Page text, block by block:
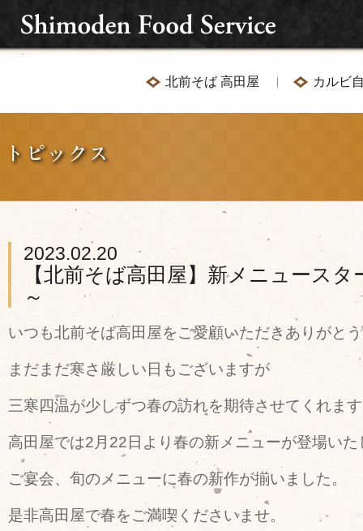
北前そば 高田屋 カルビ
2023.02.20
【北前そば高田屋】新メニュースタ
～
いつも北前そば高田屋をご愛顧いただきありがと
まだまだ寒さ厳しい日もございますが
三寒四温が少しずつ春の訪れを期待させてくれま
高田屋では2月22日より春の新メニューが登場いた
ご宴会、旬のメニューに春の新作が揃いました。
是非高田屋で春をご満喫くださいませ。